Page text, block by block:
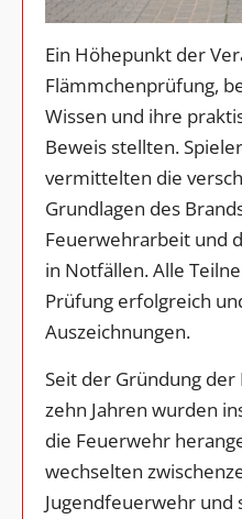
Ein Höhepunkt der
Flämmchenprüfung,
Wissen und ihre
Beweis stellten.
vermittelten die
Grundlagen des
Feuerwehrarbeit und
in Notfällen. Alle
Prüfung erfolgreich
Auszeichnungen.
Seit der Gründung
zehn Jahren wurden
die Feuerwehr
wechselten
Jugendfeuerwehr und